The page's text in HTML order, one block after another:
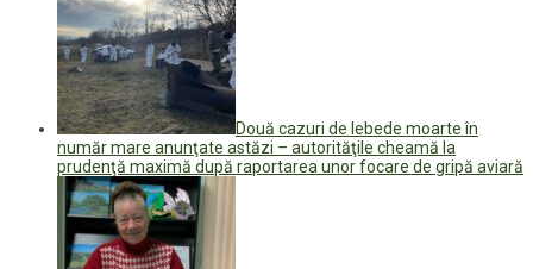
Două cazuri de lebede moarte în
număr mare anunţate astăzi – autorităţile cheamă la
prudenţă maximă după raportarea unor focare de gripă aviară